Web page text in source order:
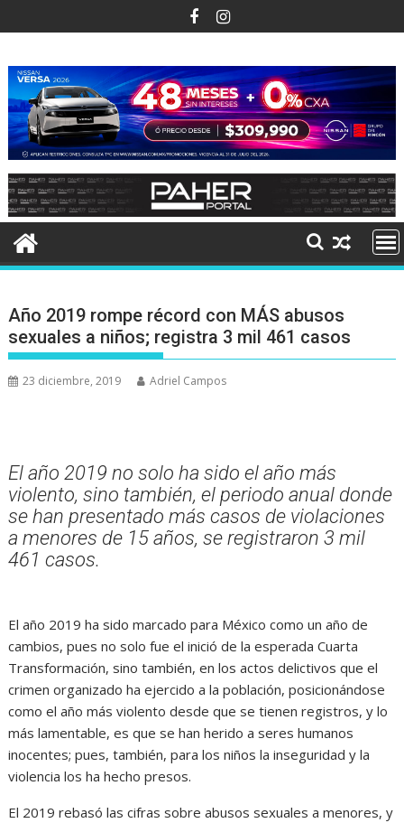
al
Año 2019 rompe récord con MÁS abusos
sexuales a niños; registra 3 mil 461 casos
23 diciembre, 2019 Adriel Campos
El año 2019 no solo ha sido el año más
violento, sino también, el periodo anual donde
se han presentado más casos de violaciones
a menores de 15 años, se registraron 3 mil
461 casos.
El año 2019 ha sido marcado para México como un año de
cambios, pues no solo fue el inició de la esperada Cuarta
Transformación, sino también, en los actos delictivos que el
crimen organizado ha ejercido a la población, posicionándose
como el año más violento desde que se tienen registros, y lo
más lamentable, es que se han herido a seres humanos
inocentes; pues, también, para los niños la inseguridad y la
violencia los ha hecho presos.
El 2019 rebasó las cifras sobre abusos sexuales a menores, y